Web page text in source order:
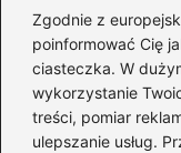
Zgodnie z
poinformować Cię
ciasteczka. W
wykorzystanie
treści, pomiar
ulepszanie usług.